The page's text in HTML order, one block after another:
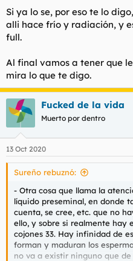
Si ya lo se, por eso te lo
alli hace frío y radiación, y
full.
Al final vamos a tener que
mira lo que te digo.
Fucked de la vida
Muerto por dentro
13 Oct 2020
Sureño rebuznó:
- Otra cosa que llama la
líquido preseminal, en donde
cuenta, se cree, etc. que no
ello, y sobre si realmente hay
cojones 33. Hay infinidad de
forman y maduran los
no va a existir ninguno que